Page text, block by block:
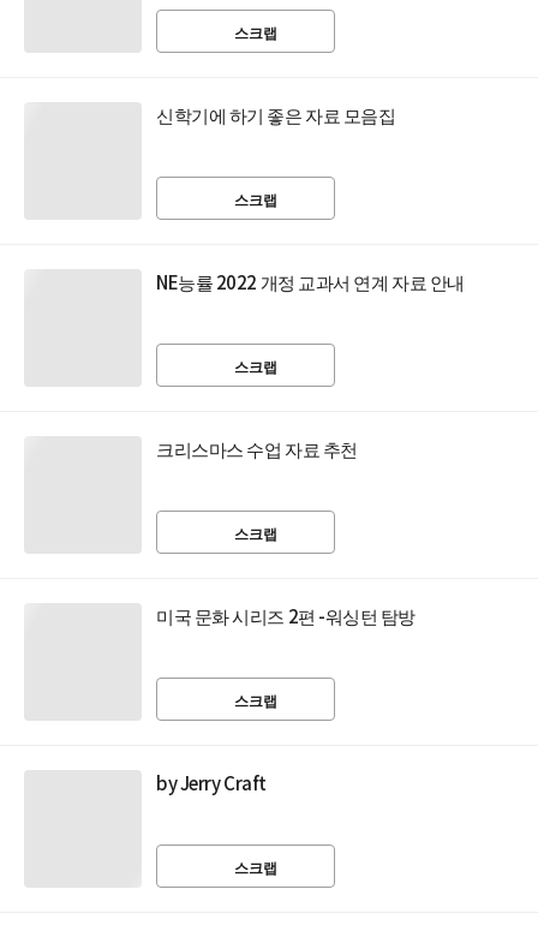
스크랩
신학기에 하기 좋은 자료 모음집
스크랩
NE능률 2022 개정 교과서 연계 자료 안내
스크랩
크리스마스 수업 자료 추천
스크랩
미국 문화 시리즈 2편 -워싱턴 탐방
스크랩
by Jerry Craft
스크랩